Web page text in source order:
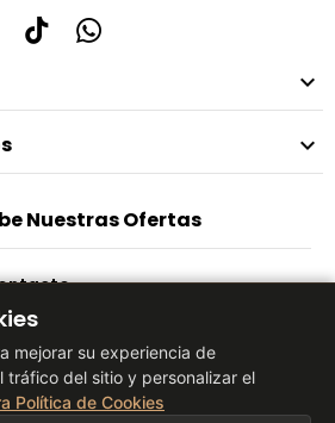


Nuestras Ofertas
mejorar su experiencia de
tráfico del sitio y personalizar el
Política de Cookies